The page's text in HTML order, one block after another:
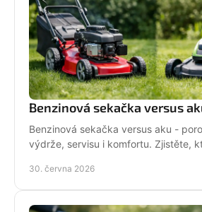
Benzinová sekačka versus
Benzinová sekačka versus aku -
výdrže, servisu i komfortu. Zjistěte,
30. června 2026